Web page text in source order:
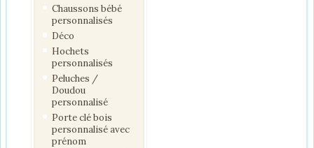
Chaussons bébé
personnalisés
Déco
Hochets
personnalisés
Peluches /
Doudou
personnalisé
Porte clé bois
personnalisé avec
prénom